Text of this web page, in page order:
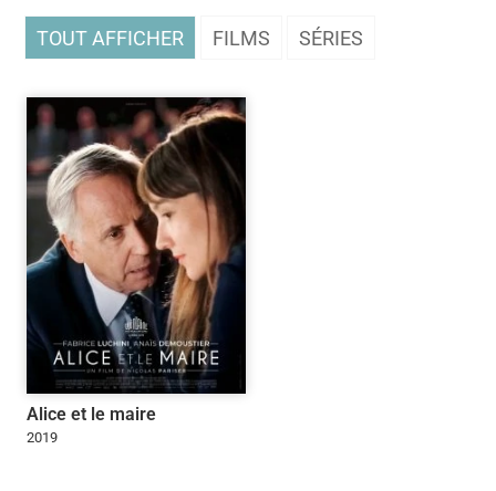
TOUT AFFICHER FILMS SÉRIES
Alice et le maire
2019